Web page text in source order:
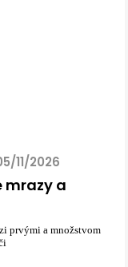
11/2026
mrazy a
prvými a množstvom